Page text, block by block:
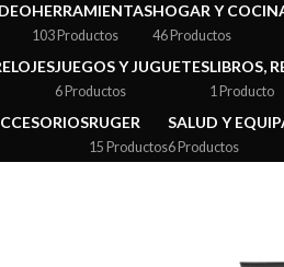
HERRAMIENTAS
103 Productos
HOGAR Y
46 Productos
JUEGOS Y JUGUETES
6 Productos
LIBROS,
1 Producto
RUGER
15 Productos
SALUD Y
6 Productos